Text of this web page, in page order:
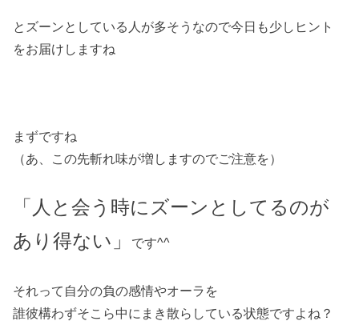
とズーンとしている人が多そうなので今日も少しヒント
をお届けしますね
まずですね
（あ、この先斬れ味が増しますのでご注意を）
「人と会う時にズーンとしてるのが
あり得ない」
です^^
それって自分の負の感情やオーラを
誰彼構わずそこら中にまき散らしている状態ですよね？